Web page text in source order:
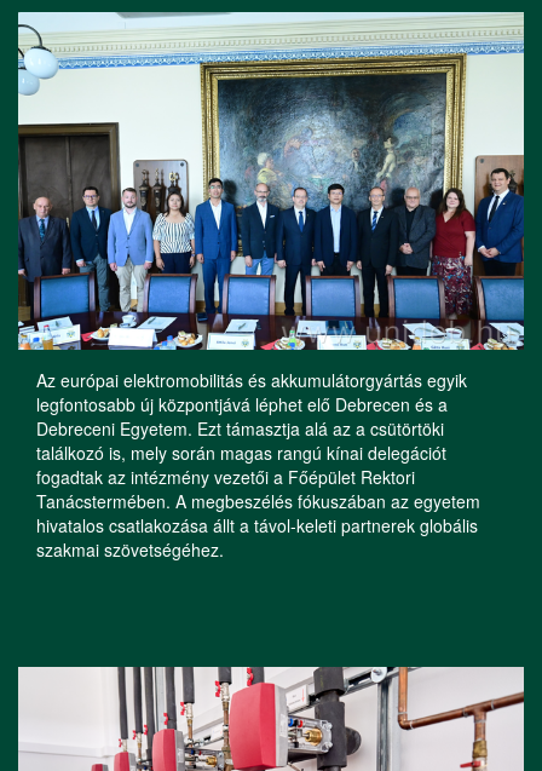
Az európai elektromobilitás és akkumulátorgyártás egyik
legfontosabb új központjává léphet elő Debrecen és a
Debreceni Egyetem. Ezt támasztja alá az a csütörtöki
találkozó is, mely során magas rangú kínai delegációt
fogadtak az intézmény vezetői a Főépület Rektori
Tanácstermében. A megbeszélés fókuszában az egyetem
hivatalos csatlakozása állt a távol-keleti partnerek globális
szakmai szövetségéhez.